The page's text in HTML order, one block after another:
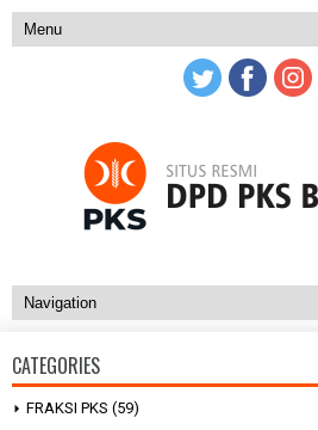
CATEGORIES
FRAKSI PKS (59)